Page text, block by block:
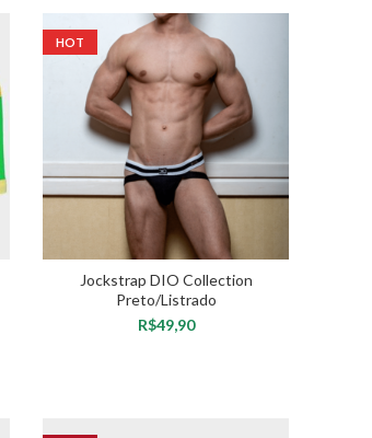
HOT
Jockstrap DIO Collection
Preto/Listrado
R$